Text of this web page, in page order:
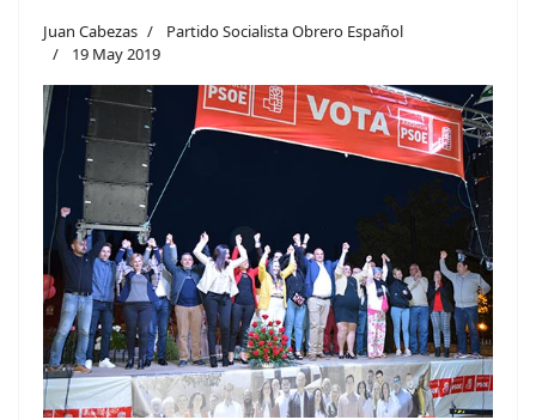
Juan Cabezas
Partido Socialista Obrero Español
19 May 2019